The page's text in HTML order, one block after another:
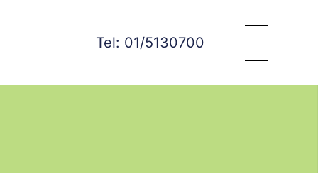
Tel: 01/5130700